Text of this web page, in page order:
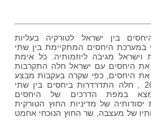
בין ישראל לטורקיה בעליות
במערכת היחסים המתקיימת בין שתי
וישראל מגיבה ליוזמותיה. כל אימת
את היחסים עם ישראל חלה התקרבות
את היחסים, כפי שקרה בעקבות מבצע
"עופרת יצוקה" בדצמבר 2008 , חלה התדרדרות ביחסים בין שתי
במפת הדרכים של היחסים
של מדיניות החוץ הטורקית
של מעצבה, שר החוץ הנוכחי אחמט